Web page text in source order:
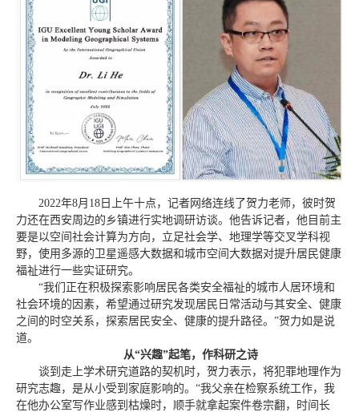
2022年8月18日上午十点，记者网络连线了贺力老师，彼时贺
力还在西安周边的乡镇进行实地调研访谈。他告诉记者，他目前主
要是以空间社会计算为方向，立足社会学、地理学等交叉学科视
野，使用多源的卫星遥感大数据和城市空间大数据对提升居民健康
福祉进行一些实证研究。
“我们正在积极探索影响居民各类安全福祉的城市人居环境和
社会环境的因素，希望通过研究发现居民日常活动与其安全、健康
之间的时空关系，探索居民安全、健康的提升路径。”贺力如是说
道。
从“兴趣”起笔，作科研之诗
谈到走上学术研究道路的契机时，贺力表示，将犯罪地理作为
研究志趣，是从小受到家庭影响的。“我父亲在检察系统工作，我
在他办公室写作业感到枯燥时，顺手就拿起案件卷宗翻，时间长